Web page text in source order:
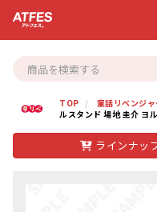
TOP 童話リベンジ
ルスタンド 場地 圭介 ヨ
ラインナッ